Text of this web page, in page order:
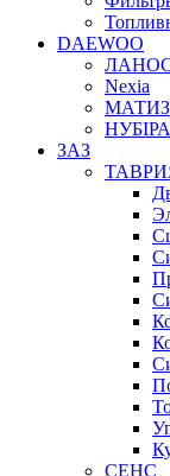
DAEWOO
Nexia
МАТИЗ
НУБІРА
ЗАЗ
СЕНС